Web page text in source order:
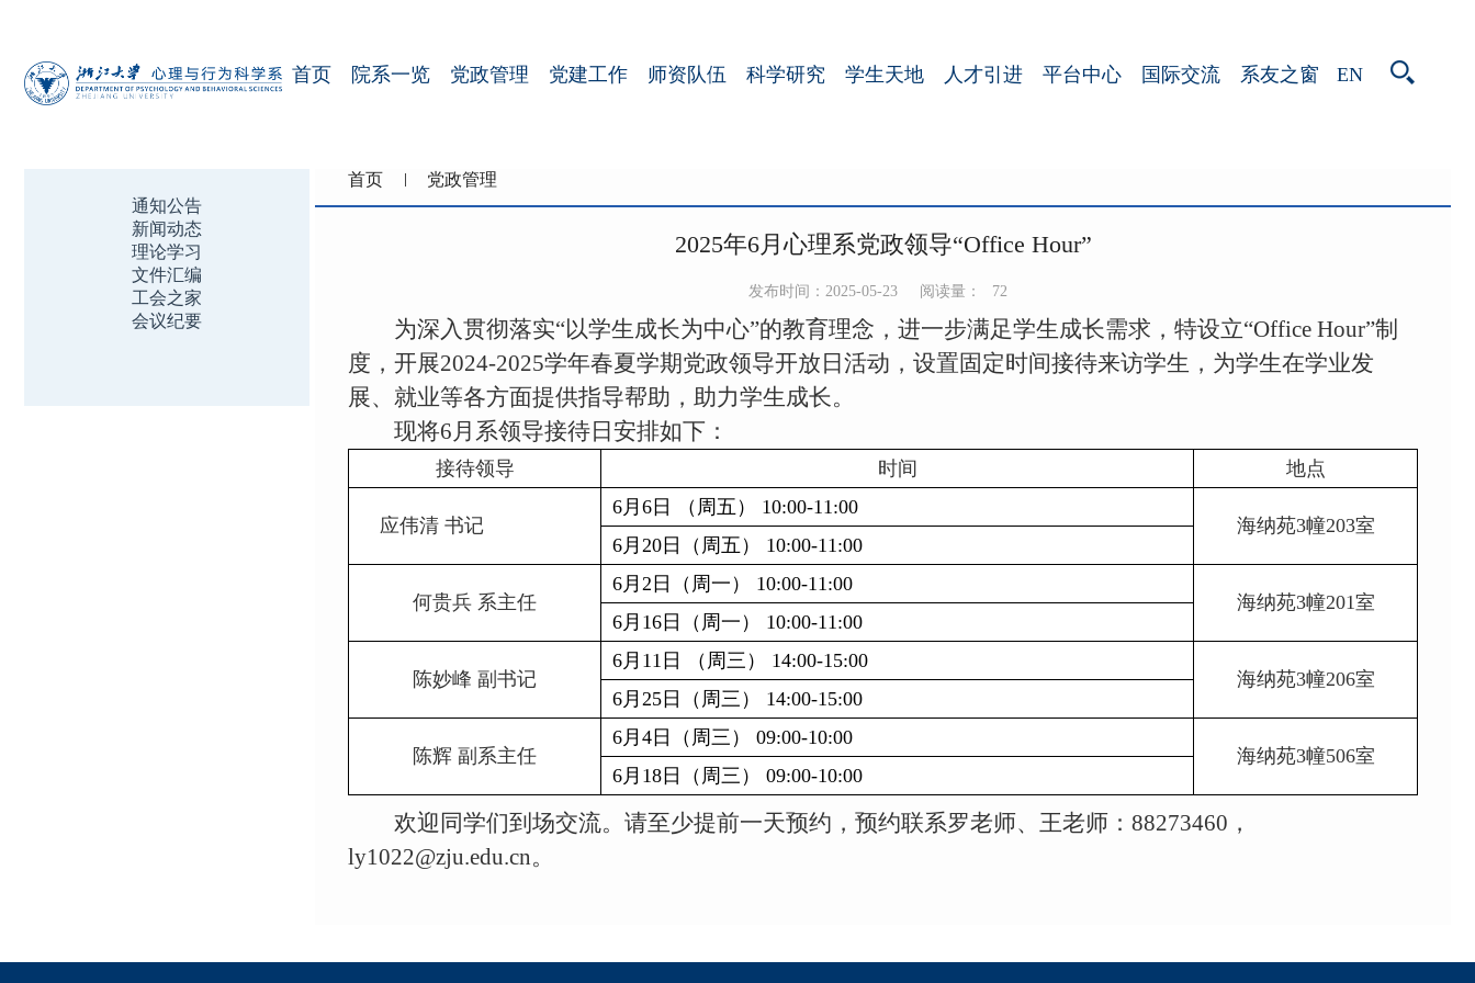
首页 院系一览 党政管理 党建工作 师资队伍 科学研究 学生天地 人才引进 平台中心 国际交流 系友之窗 EN
通知公告
新闻动态
理论学习
文件汇编
工会之家
会议纪要
首页 党政管理
2025年6月心理系党政领导“Office Hour”
发布时间：2025-05-23 阅读量： 72
为深入贯彻落实“以学生成长为中心”的教育理念，进一步满足学生成长需求，特设立“Office Hour”制
度，开展2024-2025学年春夏学期党政领导开放日活动，设置固定时间接待来访学生，为学生在学业发
展、就业等各方面提供指导帮助，助力学生成长。
现将6月系领导接待日安排如下：
接待领导 时间 地点
应伟清 书记
6月 6 日 （周五） 10:00-11:00
海纳苑3幢203室
6月 20 日（周五） 10:00-11:00
何贵兵 系主任
6月 2 日（周一） 10:00-11:00
海纳苑3幢201室
6月 16 日（周一） 10:00-11:00
陈妙峰 副书记
6月 11 日 （周三） 14:00-15:00
海纳苑3幢206室
6月 25 日（周三） 14:00-15:00
陈辉 副系主任
6月 4 日（周三） 09:00-10:00
海纳苑3幢506室
6月 18 日（周三） 09:00-10:00
欢迎同学们到场交流。请至少提前一天预约，预约联系罗老师、王老师：88273460 ，
ly1022@zju.edu.cn。